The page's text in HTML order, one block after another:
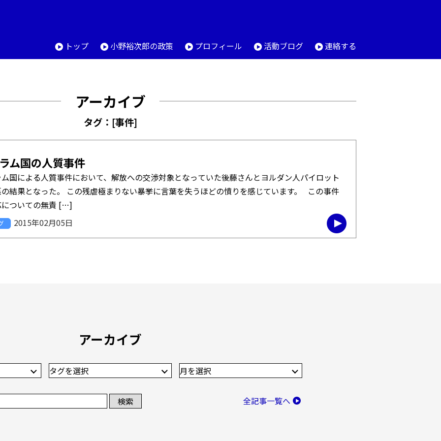
トップ 小野裕次郎の政策 プロフィール 活動ブログ 連絡する
アーカイブ
タグ：[事件]
ム国の人質事件
国による人質事件において、解放への交渉対象となっていた後藤さんとヨルダン人パイロット
結果となった。 この残虐極まりない暴挙に言葉を失うほどの憤りを感じています。 この事件
についての無責 […]
2015年02月05日
アーカイブ
全記事一覧へ